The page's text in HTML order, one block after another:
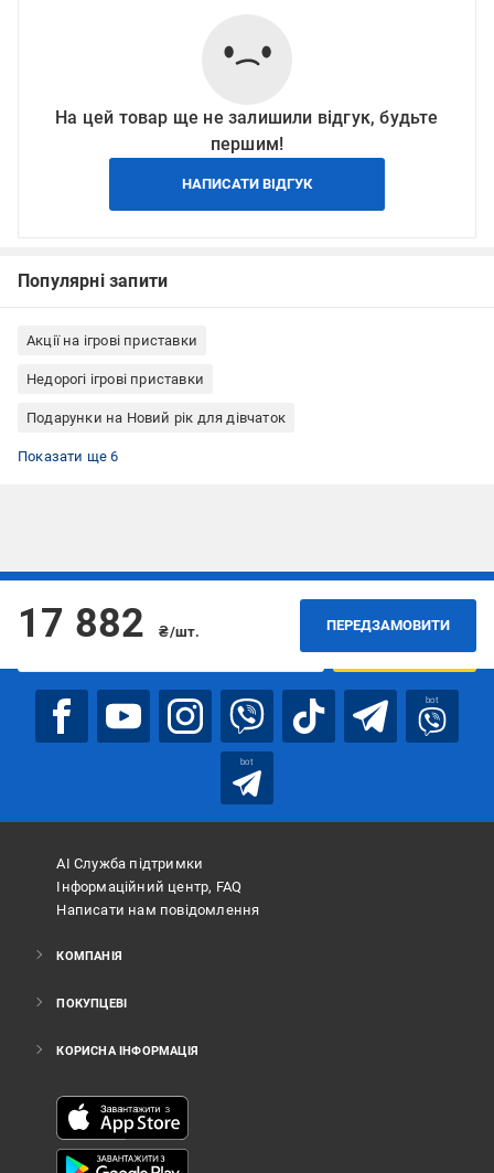
На цей товар ще не залишили відгук, будьте
першим!
НАПИСАТИ ВІДГУК
Популярні запити
Акції на ігрові приставки
Недорогі ігрові приставки
Подарунки на Новий рік для дівчаток
Подарунки на Новий рік для хлопчиків
Дитячі товари
Подарунки на День святого Миколая
Подарунки дітям на Новий рік
Електроніка
Портативні ігрові приставки
Показати ще 6
17 882 ₴/шт. ПЕРЕДЗАМОВИТИ
Підписуйтесь, щоб дізнаватись першим про акції та пропозиції
ПІДПИСАТИСЯ
bot
bot
АІ Служба підтримки
Інформаційний центр, FAQ
Написати нам повідомлення
КОМПАНІЯ
ПОКУПЦЕВІ
КОРИСНА ІНФОРМАЦІЯ